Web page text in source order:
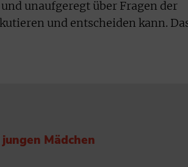
unaufgeregt über Fragen der
und entscheiden kann.
Mädchen